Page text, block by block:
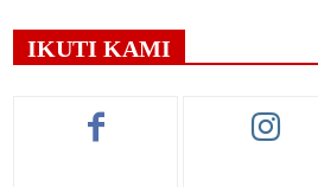
IKUTI KAMI